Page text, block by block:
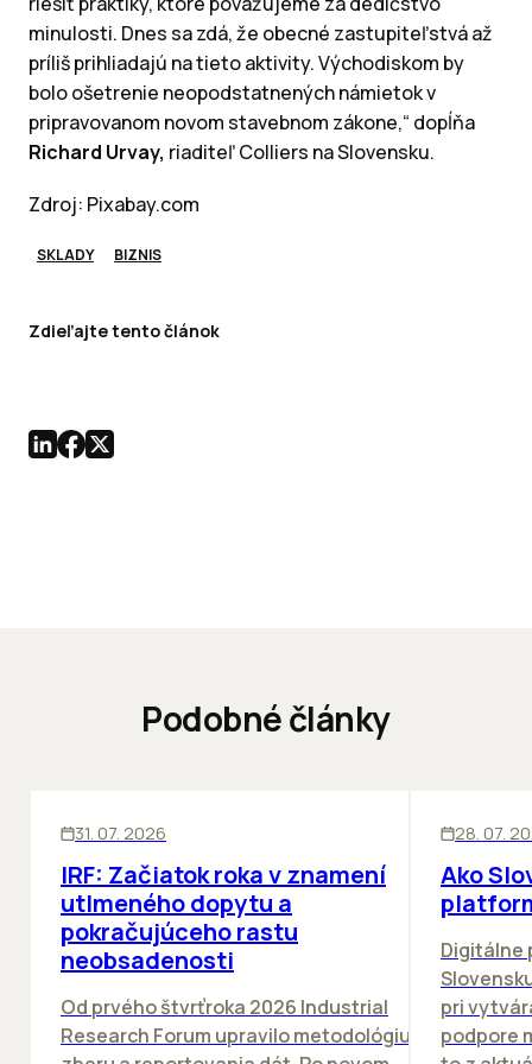
minulosti. Dnes sa zdá, že obecné zastupiteľstvá až
príliš prihliadajú na tieto aktivity. Východiskom by
bolo ošetrenie neopodstatnených námietok v
pripravovanom novom stavebnom zákone,“ dopĺňa
Richard Urvay, riaditeľ Colliers na Slovensku.
Zdroj: Pixabay.com
SKLADY BIZNIS
Zdieľajte tento článok
Podobné články
31. 07. 2026
IRF: Začiatok roka v znamení
utlmeného dopytu a
pokračujúceho rastu
neobsadenosti
Od prvého štvrťroka 2026 Industrial
Research Forum upravilo metodológiu
28. 07.
Ako
Digitálne
pri
podpore